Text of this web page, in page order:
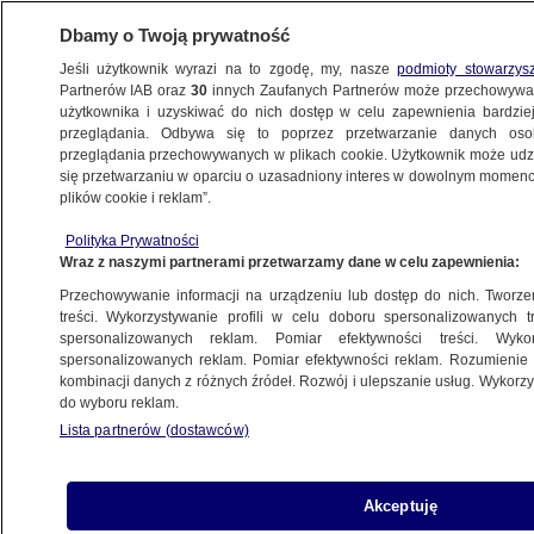
DOKUMENT BRACI SEKIELSKICH
O PEDOFILII W POLSKIM KOŚCIELE
Były ksiądz trafi do więzienia. Co
dziewczynkę
POLSKA
Kuria: przepraszamy pokrzywdzonych
przez księdza, jesteśmy gotowi
POLSKA
Dbamy o Twoją prywatność
Jeśli użytkownik wyrazi na to zgodę, my, naszepodmioty
Partnerów IAB oraz30 innych Zaufanych Partnerów może
użytkownika i uzyskiwać do nich dostęp w celu zapewnienia
przeglądania. Odbywa się to poprzez przetwarzanie danych
przeglądania przechowywanych w plikach cookie. Użytkownik może
się przetwarzaniu w oparciu o uzasadniony interes w dowolnym
plików cookie i reklam”.
Polityka Prywatności
Wraz z naszymi partnerami przetwarzamy dane w celu zapewnienia:
Przechowywanie informacji na urządzeniu lub dostęp do nich.
treści. Wykorzystywanie profili w celu doboru spersonalizowanych
spersonalizowanych reklam. Pomiar efektywności treści.
spersonalizowanych reklam. Pomiar efektywności reklam.
kombinacji danych z różnych źródeł. Rozwój i ulepszanie usług.
do wyboru reklam.
Lista partnerów (dostawców)
Akceptuję